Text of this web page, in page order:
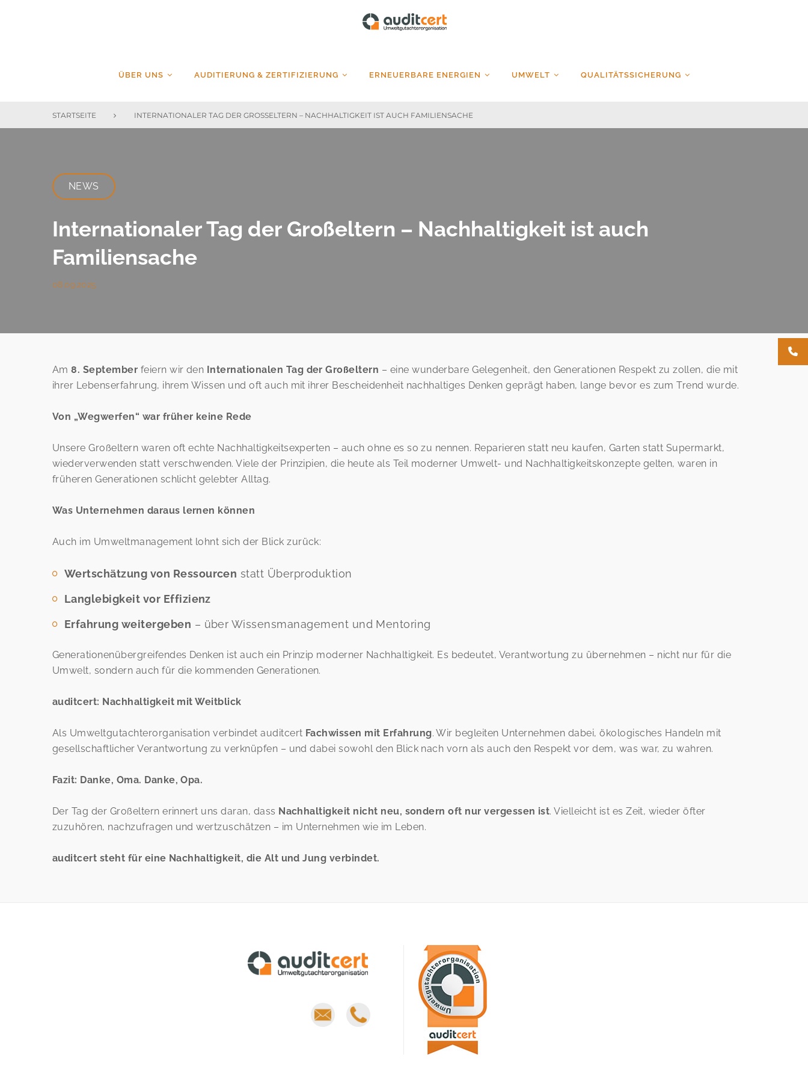
auditcert
ÜBER UNS AUDITIERUNG & ZERTIFIZIERUNG ERNEUERBARE ENERGIEN UMWELT QUALITÄTSSICHERUNG
STARTSEITE INTERNATIONALER TAG DER GROSSELTERN – NACHHALTIGKEIT IST AUCH FAMILIENSACHE
NEWS
Internationaler Tag der Großeltern – Nachhaltigkeit ist auch
Familiensache
08.09.2025
Am8. September feiern wir den Internationalen Tag der Großeltern – eine wunderbare Gelegenheit, den Generationen Respekt zu zollen, die mit
ihrer Lebenserfahrung, ihrem Wissen und oft auch mit ihrer Bescheidenheit nachhaltiges Denken geprägt haben, lange bevor es zum Trend wurde.
Von „Wegwerfen“ war früher keine Rede
Unsere Großeltern waren oft echte Nachhaltigkeitsexperten – auch ohne es so zu nennen. Reparieren statt neu kaufen, Garten statt Supermarkt,
wiederverwenden statt verschwenden. Viele der Prinzipien, die heute als Teil moderner Umwelt- und Nachhaltigkeitskonzepte gelten, waren in
früheren Generationen schlicht gelebter Alltag.
Was Unternehmen daraus lernen können
Auch im Umweltmanagement lohnt sich der Blick zurück:
Wertschätzung von Ressourcen statt Überproduktion
Langlebigkeit vor Effizienz
Erfahrung weitergeben – über Wissensmanagement und Mentoring
Generationenübergreifendes Denken ist auch ein Prinzip moderner Nachhaltigkeit. Es bedeutet, Verantwortung zu übernehmen – nicht nur für die
Umwelt, sondern auch für die kommenden Generationen.
auditcert: Nachhaltigkeit mit Weitblick
Als Umweltgutachterorganisation verbindet auditcert Fachwissen mit Erfahrung. Wir begleiten Unternehmen dabei, ökologisches Handeln mit
gesellschaftlicher Verantwortung zu verknüpfen – und dabei sowohl den Blick nach vorn als auch den Respekt vor dem, was war, zu wahren.
Fazit: Danke, Oma. Danke, Opa.
Der Tag der Großeltern erinnert uns daran, dass Nachhaltigkeit nicht neu, sondern oft nur vergessen ist. Vielleicht ist es Zeit, wieder öfter
zuzuhören, nachzufragen und wertzuschätzen – im Unternehmen wie im Leben.
auditcert steht für eine Nachhaltigkeit, die Alt und Jung verbindet.
E-
Phone